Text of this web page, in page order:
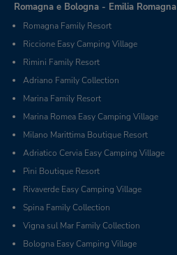
Romagna e Bologna - Emilia Romagna
Romagna Family Resort
Riccione Easy Camping Village
Rimini Family Resort
Adriano Family Collection
Marina Family Resort
Marina Romea Easy Camping Village
Milano Marittima Boutique Resort
Adriatico Cervia Easy Camping Village
Pini Boutique Resort
Rivaverde Easy Camping Village
Spina Family Collection
Vigna sul Mar Family Collection
Bologna Easy Camping Village